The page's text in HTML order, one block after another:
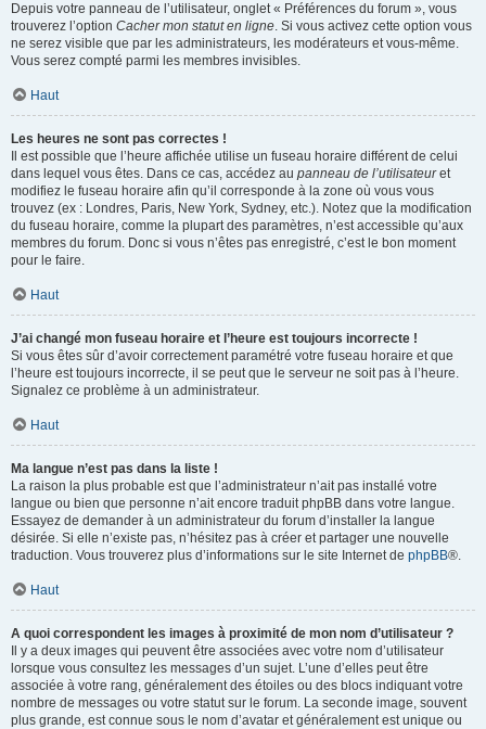
Depuis votre panneau de l’utilisateur, onglet « Préférences du forum », vous
trouverez l’option Cacher mon statut en ligne. Si vous activez cette option vous
ne serez visible que par les administrateurs, les modérateurs et vous-même.
Vous serez compté parmi les membres invisibles.
Haut
Les heures ne sont pas correctes !
Il est possible que l’heure affichée utilise un fuseau horaire différent de celui
dans lequel vous êtes. Dans ce cas, accédez au panneau de l’utilisateuret
modifiez le fuseau horaire afin qu’il corresponde à la zone où vous vous
trouvez (ex : Londres, Paris, New York, Sydney, etc.). Notez que la modification
du fuseau horaire, comme la plupart des paramètres, n’est accessible qu’aux
membres du forum. Donc si vous n’êtes pas enregistré, c’est le bon moment
pour le faire.
Haut
J’ai changé mon fuseau horaire et l’heure est toujours incorrecte !
Si vous êtes sûr d’avoir correctement paramétré votre fuseau horaire et que
l’heure est toujours incorrecte, il se peut que le serveur ne soit pas à l’heure.
Signalez ce problème à un administrateur.
Haut
Ma langue n’est pas dans la liste !
La raison la plus probable est que l’administrateur n’ait pas installé votre
langue ou bien que personne n’ait encore traduit phpBB dans votre langue.
Essayez de demander à un administrateur du forum d’installer la langue
désirée. Si elle n’existe pas, n’hésitez pas à créer et partager une nouvelle
traduction. Vous trouverez plus d’informations sur le site Internet de phpBB®.
Haut
A quoi correspondent les images à proximité de mon nom d’utilisateur ?
Il y a deux images qui peuvent être associées avec votre nom d’utilisateur
lorsque vous consultez les messages d’un sujet. L’une d’elles peut être
associée à votre rang, généralement des étoiles ou des blocs indiquant votre
nombre de messages ou votre statut sur le forum. La seconde image, souvent
plus grande, est connue sous le nom d’avatar et généralement est unique ou